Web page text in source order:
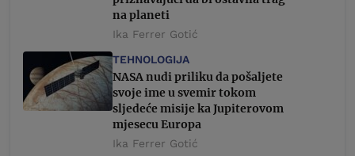
na planeti
Ika Ferrer Gotić
TEHNOLOGIJA
NASA nudi priliku da pošaljete
svoje ime u svemir tokom
sljedeće misije ka Jupiterovom
mjesecu Europa
Ika Ferrer Gotić